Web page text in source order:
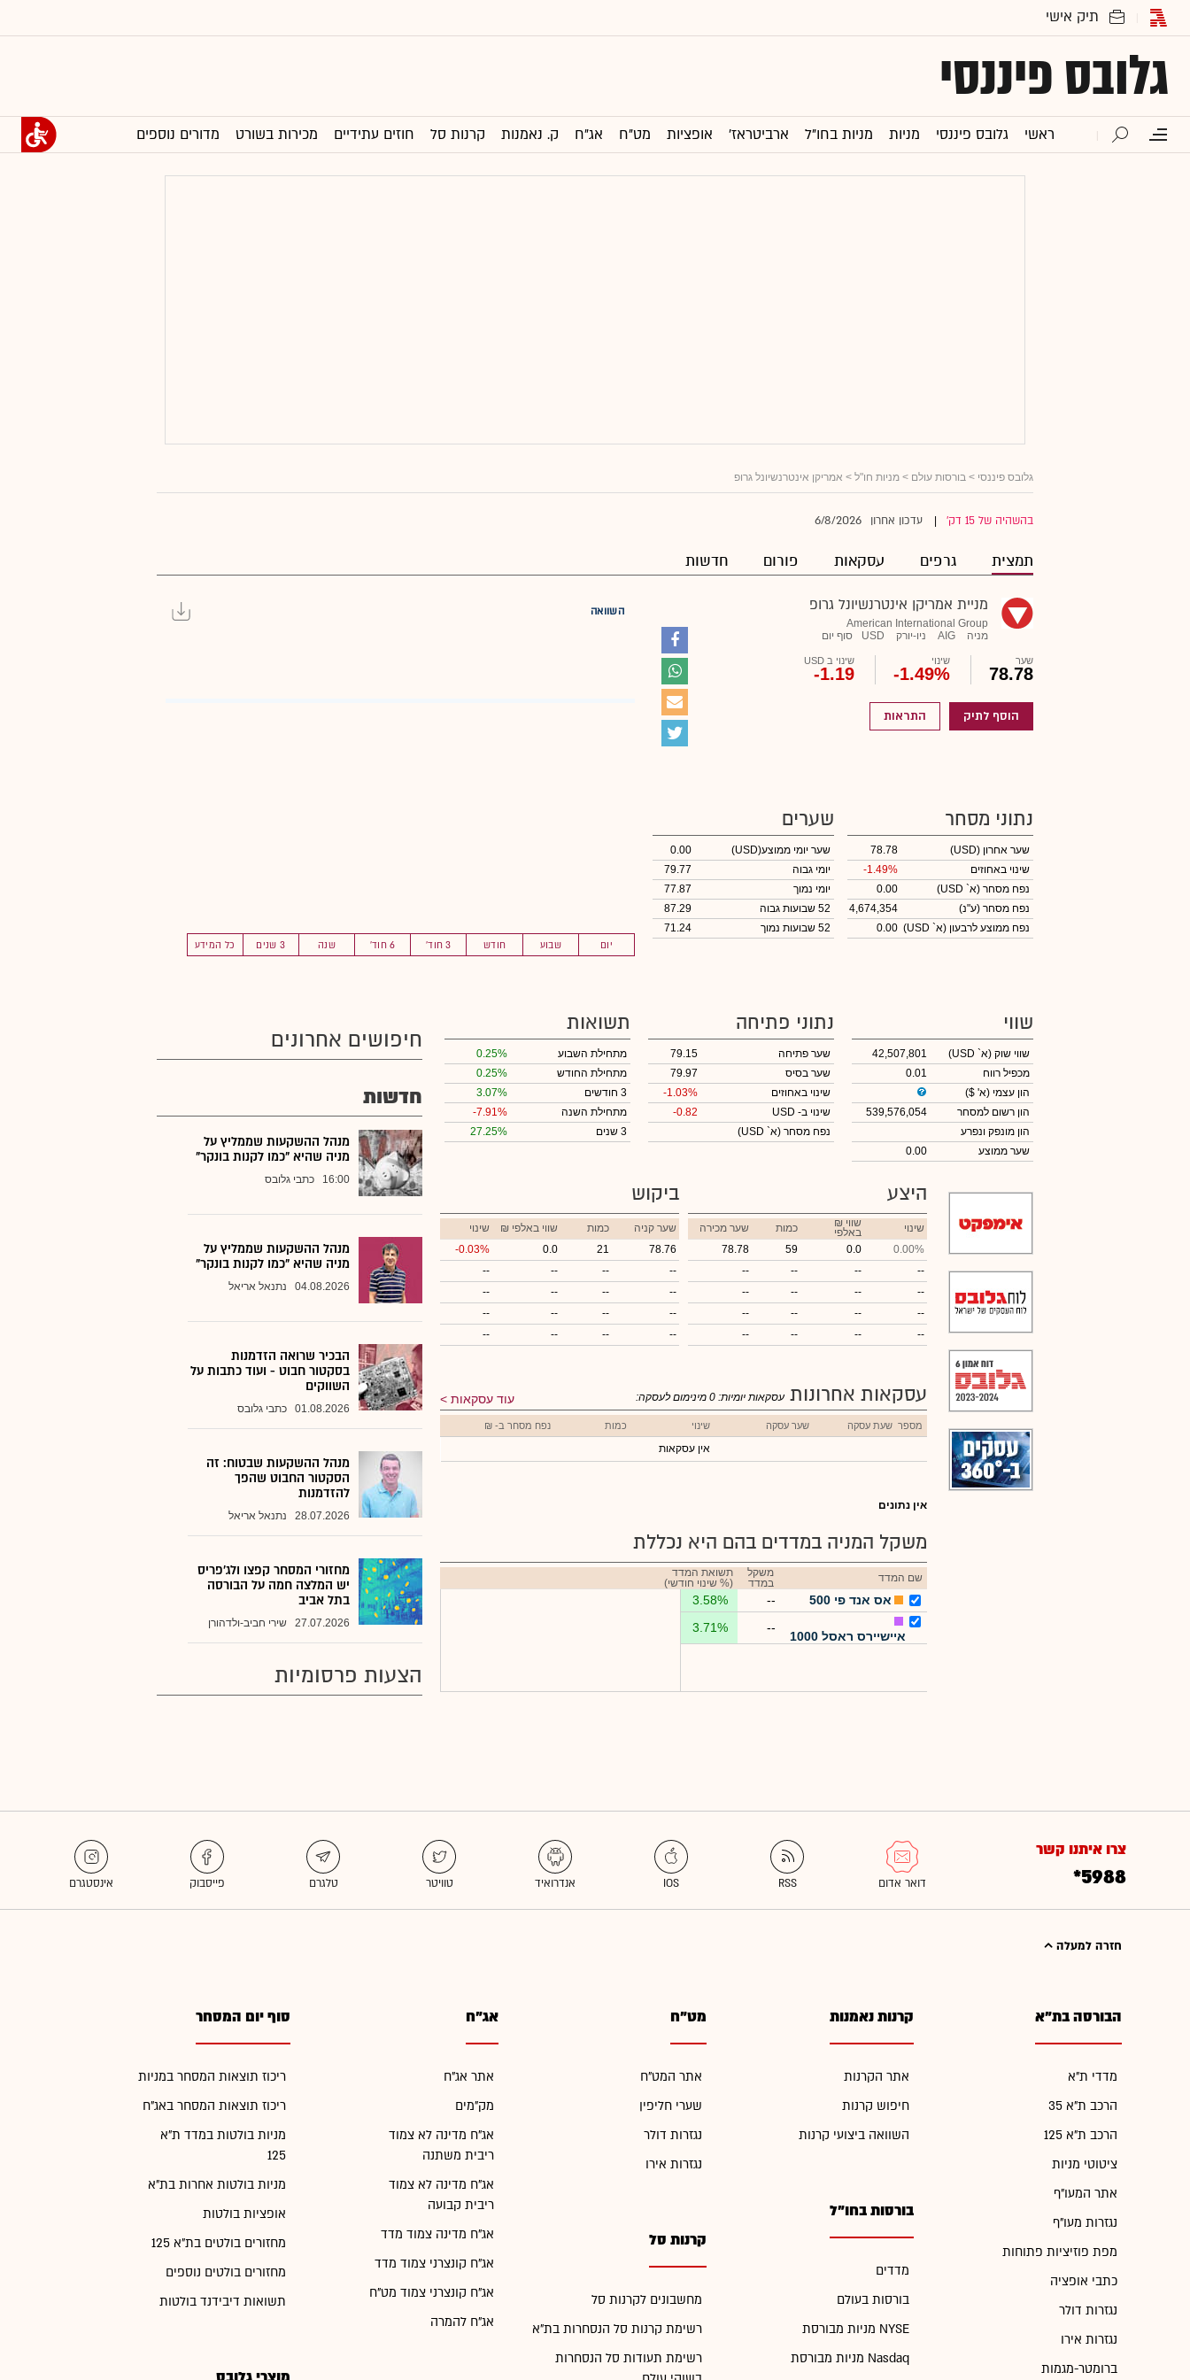
גלובס פיננסי
ראשי גלובס פיננסי מניות מניות בחו"ל ארביטראז' אופציות מט"ח אג"ח ק. נאמנות קרנות סל חוזים עתידיים מכירות בשורט מדורים נוספים
גלובס פיננסי > בורסות עולם > מניות חו"ל > אמריקן אינטרנשיונל גרופ
בהשהיה של 15 דק' עדכון אחרון 6/8/2026
תמצית גרפים עסקאות פורום חדשות
מניית אמריקן אינטרנשיונל גרופ
American International Group
מניה
AIG ניו-יורק USD סוף יום
שער
78.78
שינוי
-1.49%
שינוי ב USD
-1.19
הוסף לתיק התראות
השוואה
יום שבוע חודש 3 חוד' 6 חוד' שנה 3 שנים כל המידע
נתוני מסחר
שער אחרון (USD)
78.78
שינוי באחוזים
-1.49%
נפח מסחר (א` USD)
0.00
נפח מסחר (ע"נ)
4,674,354
נפח ממוצע לרבעון (א` USD)
0.00
שערים
שער יומי ממוצע(USD)
0.00
יומי גבוה
79.77
יומי נמוך
77.87
52 שבועות גבוה
87.29
52 שבועות נמוך
71.24
שווי
שווי שוק (א` USD)
42,507,801
מכפיל רווח
0.01
הון עצמי (א' $)
הון רשום למסחר
539,576,054
הון מונפק ונפרע
שער ממוצע
0.00
נתוני פתיחה
שער פתיחה
79.15
שער בסיס
79.97
שינוי באחוזים
-1.03%
שינוי ב- USD
-0.82
נפח מסחר (א` USD)
תשואות
מתחילת השבוע
0.25%
מתחילת החודש
0.25%
3 חודשים
3.07%
מתחילת השנה
-7.91%
3 שנים
27.25%
היצע
שינוי ₪ שווי
באלפי כמות
שער מכירה
0.00%
0.0
59
78.78
--
--
--
--
--
--
--
--
--
--
--
--
--
--
--
--
ביקוש
שער קניה כמות ₪ שווי באלפי
שינוי
78.76
21
0.0
-0.03%
--
--
--
--
--
--
--
--
--
--
--
--
--
--
--
--
עסקאות אחרונות עוד עסקאות עסקאות יומיות: 0 מינימום לעסקה:
מספר שעת עסקה שער עסקה שינוי כמות נפח מסחר ב- ₪
אין עסקאות
אין נתונים
משקל המניה במדדים בהם היא נכללת
שם המדד
משקל
במדד
תשואת המדד
(% שינוי חודשי)
אס אנד פי 500 --
3.58%
איישיירס ראסל 1000
--
3.71%
חיפושים אחרונים
חדשות
מנהל ההשקעות שממליץ על
מניה שהיא "כמו לקנות בונקר"
16:00 כתבי גלובס
מנהל ההשקעות שממליץ על
מניה שהיא "כמו לקנות בונקר"
04.08.2026 נתנאל אריאל
הבכיר שרואה הזדמנות
בסקטור חבוט - ועוד כתבות על
השווקים
01.08.2026 כתבי גלובס
מנהל ההשקעות שבטוח: זה
הסקטור החבוט שהפך
להזדמנות
28.07.2026 נתנאל אריאל
מחזורי המסחר קפצו ולג'פריס
יש המלצה חמה על הבורסה
בתל אביב
27.07.2026 שירי חביב-ולדהורן
הצעות פרסומיות
צרו איתנו קשר
*5988
חזרה למעלה
הבורסה בת"א
מדדי ת"א
הרכב ת"א 35
הרכב ת"א 125
ציטוטי מניות
אתר המעו"ף
נגזרות מעו"ף
מפת פוזיציות פתוחות
כתבי אופציה
נגזרות דולר
נגזרות אירו
ברומטר-מגמות
קרנות נאמנות
אתר הקרנות
חיפוש קרנות
השוואה ביצועי קרנות
בורסות בחו"ל
מדדים
בורסות בעולם
מניות מבורסת NYSE
מניות מבורסת Nasdaq
מט"ח
אתר המט"ח
שערי חליפין
נגזרות דולר
נגזרות אירו
קרנות סל
מחשבונים לקרנות סל
רשימת קרנות סל הנסחרות בת"א
רשימת תעודות סל הנסחרות
אג"ח
אתר אג"ח
מק"מים
אג"ח מדינה לא צמוד
ריבית משתנה
אג"ח מדינה לא צמוד
ריבית קבועה
אג"ח מדינה צמוד מדד
אג"ח קונצרני צמוד מדד
אג"ח קונצרני צמוד מט"ח
אג"ח להמרה
סוף יום המסחר
ריכוז תוצאות המסחר במניות
ריכוז תוצאות המסחר באג"ח
מניות בולטות במדד ת"א
125
מניות בולטות אחרות בת"א
אופציות בולטות
מחזורים בולטים בת"א 125
מחזורים בולטים נוספים
תשואות דיבידנד בולטות